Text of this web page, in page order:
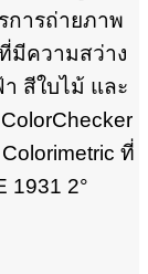
การถ่ายภาพ
มีความสว่าง
สีใบไม้ และ
ที่
1931 2°